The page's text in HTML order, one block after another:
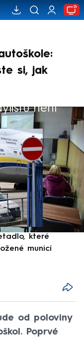
si, jak
není
které
municí
od poloviny
Poprvé